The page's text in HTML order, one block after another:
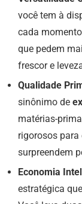
você tem à
cada
que pedem
frescor e
Qualidade
sinônimo de
matérias-
rigorosos para
surpreendem
Economia
estratégica